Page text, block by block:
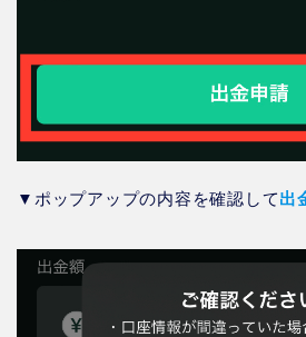
▼ポップアップの内容を確認して出